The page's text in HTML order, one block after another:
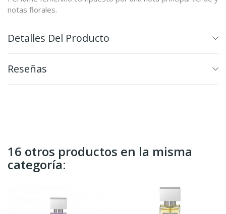
notas florales.
Detalles Del Producto
Reseñas
16 otros productos en la misma
categoría: